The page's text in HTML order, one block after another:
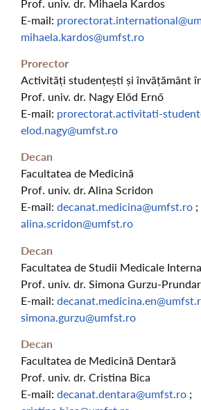
E-mail:
mihaela.kardos@umfst.ro
Prorector
Activități studențești și învățământ
Prof. univ. dr. Nagy Előd Ernő
E-mail: prorectorat.activitati-
elod.nagy@umfst.ro
Decan
Facultatea de Medicină
Prof. univ. dr. Alina Scridon
E-mail: decanat.medicina@umfst.ro ;
alina.scridon@umfst.ro
Decan
Facultatea de Studii Medicale
Prof. univ. dr. Simona Gurzu-
E-mail:
simona.gurzu@umfst.ro
Decan
Facultatea de Medicină Dentară
Prof. univ. dr. Cristina Bica
E-mail: decanat.dentara@umfst.ro ;